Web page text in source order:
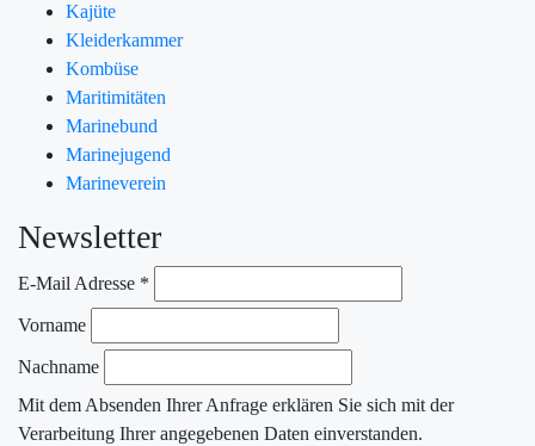
Kajüte
Kleiderkammer
Kombüse
Maritimitäten
Marinebund
Marinejugend
Marineverein
Newsletter
E-Mail Adresse *
Vorname
Nachname
Mit dem Absenden Ihrer Anfrage erklären Sie sich mit der
Verarbeitung Ihrer angegebenen Daten einverstanden.